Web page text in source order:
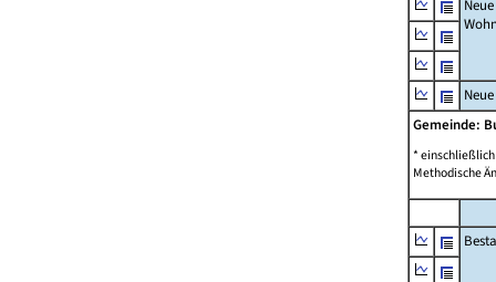
Neue
Gemeinde:
*
Methodische